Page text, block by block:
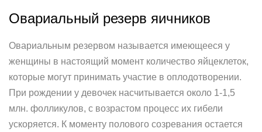
Овариальный резерв яичников
Овариальным резервом называется имеющееся у
женщины в настоящий момент количество яйцеклеток,
которые могут принимать участие в оплодотворении.
При рождении у девочек насчитывается около 1-1,5
млн. фолликулов, с возрастом процесс их гибели
ускоряется. К моменту полового созревания остается